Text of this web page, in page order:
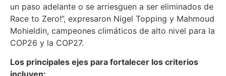
un paso adelante o se arriesguen a ser eliminados de
Race to Zero!”, expresaron Nigel Topping y Mahmoud
Mohieldin, campeones climáticos de alto nivel para la
COP26 y la COP27.
Los principales ejes para fortalecer los criterios
incluyen: